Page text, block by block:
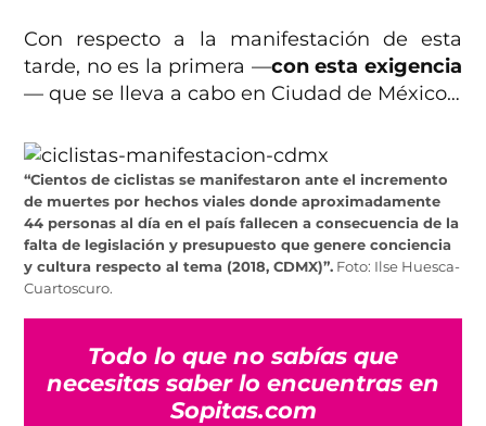
Con respecto a la manifestación de esta
tarde, no es la primera —con esta exigencia
— que se lleva a cabo en Ciudad de México…
“Cientos de ciclistas se manifestaron ante el incremento
de muertes por hechos viales donde aproximadamente
44 personas al día en el país fallecen a consecuencia de la
falta de legislación y presupuesto que genere conciencia
y cultura respecto al tema (2018, CDMX)”. Foto: Ilse Huesca-
Cuartoscuro.
Todo lo que no sabías que
necesitas saber lo encuentras en
Sopitas.com